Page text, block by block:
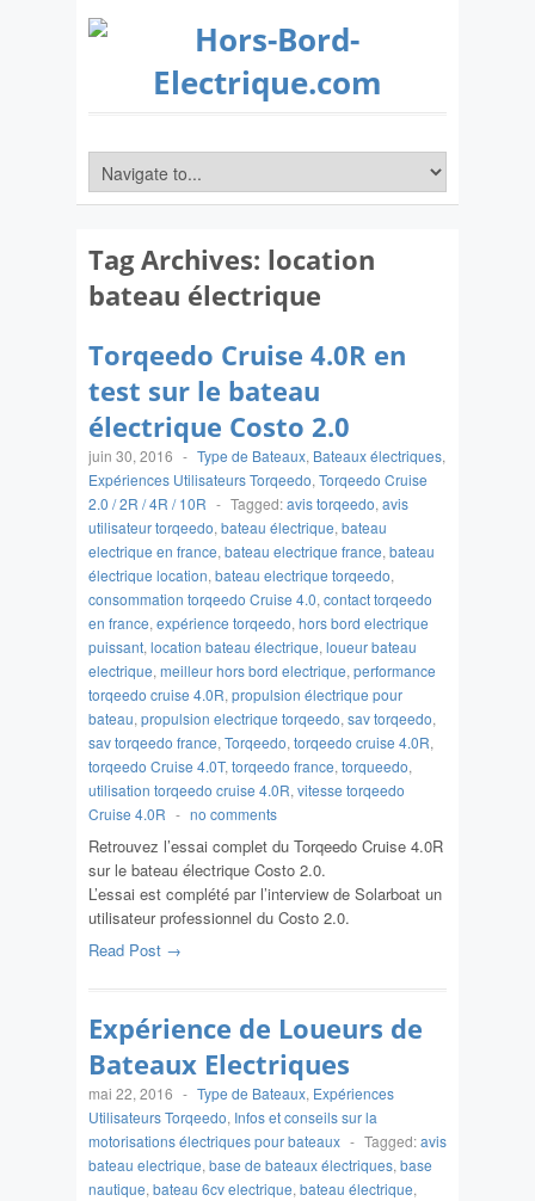
Tag Archives: location
bateau électrique
Torqeedo Cruise 4.0R en
test sur le bateau
électrique Costo 2.0
juin 30, 2016 - Type de Bateaux, Bateaux électriques,
Expériences Utilisateurs Torqeedo, Torqeedo Cruise
2.0 / 2R / 4R / 10R - Tagged:avis torqeedo, avis
utilisateur torqeedo, bateau électrique, bateau
electrique en france, bateau electrique france, bateau
électrique location, bateau electrique torqeedo,
consommation torqeedo Cruise 4.0, contact torqeedo
en france, expérience torqeedo, hors bord electrique
puissant, location bateau électrique, loueur bateau
electrique, meilleur hors bord electrique, performance
torqeedo cruise 4.0R, propulsion électrique pour
bateau, propulsion electrique torqeedo, sav torqeedo,
sav torqeedo france, Torqeedo, torqeedo cruise 4.0R,
torqeedo Cruise 4.0T, torqeedo france, torqueedo,
utilisation torqeedo cruise 4.0R, vitesse torqeedo
Cruise 4.0R - no comments
Retrouvez l’essai complet du Torqeedo Cruise 4.0R
sur le bateau électrique Costo 2.0.
L’essai est complété par l’interview de Solarboat un
utilisateur professionnel du Costo 2.0.
Read Post →
Expérience de Loueurs de
Bateaux Electriques
mai 22, 2016 - Type de Bateaux, Expériences
Utilisateurs Torqeedo, Infos et conseils sur la
motorisations électriques pour bateaux - Tagged:avis
bateau electrique, base de bateaux électriques, base
nautique, bateau 6cv electrique, bateau électrique,